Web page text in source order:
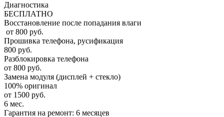
Диагностика
БЕСПЛАТНО
Восстановление после попадания влаги
от 800 руб.
Прошивка телефона, русификация
800 руб.
Разблокировка телефона
от 800 руб.
Замена модуля (дисплей + стекло)
100% оригинал
от 1500 руб.
6 мес.
Гарантия на ремонт: 6 месяцев